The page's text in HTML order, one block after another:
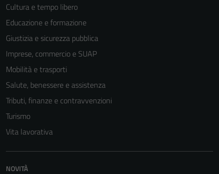
Cultura e tempo libero
Educazione e formazione
Giustizia e sicurezza pubblica
Imprese, commercio e SUAP
Mobilità e trasporti
Salute, benessere e assistenza
Tributi, finanze e contravvenzioni
Turismo
Vita lavorativa
NOVITÀ